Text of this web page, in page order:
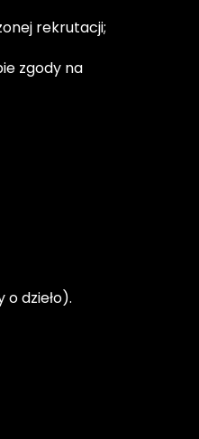
rekrutacji;
zgody na
dzieło).